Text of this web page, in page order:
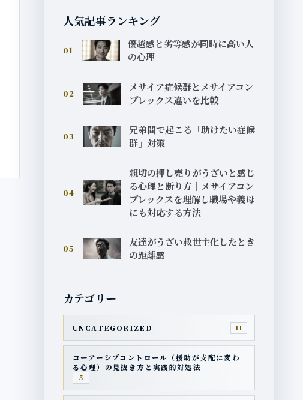
人気記事ランキング
01
優越感と劣等感が同時に高い人
の心理
02
メサイア症候群とメサイアコン
プレックス違いを比較
03
兄弟間で起こる「助けたい症候
群」対策
04
親切の押し売りがうざいと感じ
る心理と断り方｜メサイアコン
プレックスを理解し職場や義母
にも対応する方法
05
友達がうざい救世主化したとき
の距離感
カテゴリー
UNCATEGORIZED 11
コーアーシブコントロール（援助が支配に変わ
る心理）の見抜き方と実践的対処法
5